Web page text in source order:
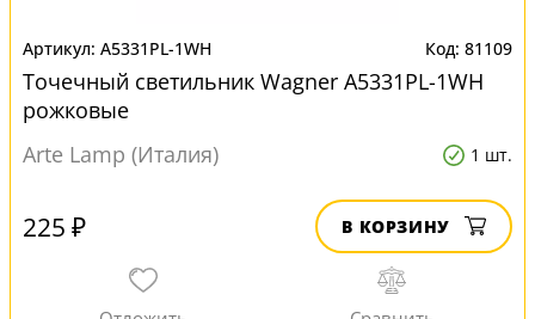
A5331PL-1WH 81109
Точечный светильник Wagner A5331PL-1WH
рожковые
Arte Lamp (Италия)
1 шт.
225 ₽ В КОРЗИНУ